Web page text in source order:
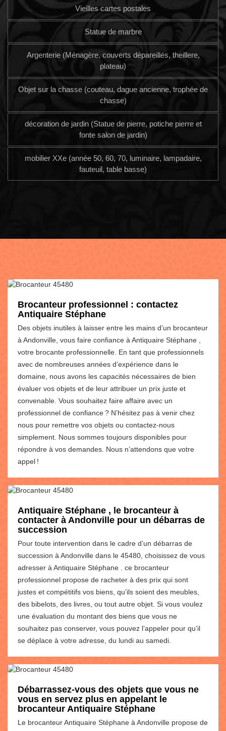
Vieilles cartes postales
Statue de marbre
Argenterie (Ménagère, couverts dépareillés, theillere,
plateau)
Objet sur la chasse (couteau, dague ancienne, trophée de
chasse)
décoration de jardin (Statue de pierre, potiche pierre et
fonte salon de jardin)
mobilier XXe (année 50, 60, 70, luminaire, lampadaire,
fauteuil, table basse)
Brocanteur professionnel : contactez
Antiquaire Stéphane
Des objets inutiles à laisser entre les mains d’un brocanteur
à Andonville, vous faire confiance à Antiquaire Stéphane ,
votre brocante professionnelle. En tant que professionnels
avec de nombreuses années d’expérience dans le
domaine, nous avons les capacités nécessaires de bien
évaluer vos objets et de leur attribuer un prix juste et
convenable. Vous souhaitez faire affaire avec un
professionnel de confiance ? N’hésitez pas à venir chez
nous pour remettre vos objets ou contactez-nous
simplement. Nous sommes toujours disponibles pour
répondre à vos demandes. Nous n’attendons que votre
appel !
Antiquaire Stéphane , le brocanteur à
contacter à Andonville pour un débarras de
succession
Pour toute intervention dans le cadre d’un débarras de
succession à Andonville dans le 45480, choisissez de vous
adresser à Antiquaire Stéphane . ce brocanteur
professionnel propose de racheter à des prix qui sont
justes et compétitifs vos biens, qu’ils soient des meubles,
des bibelots, des livres, ou tout autre objet. Si vous voulez
une évaluation du montant des biens que vous ne
souhaitez pas conserver, vous pouvez l’appeler pour qu’il
se déplace à votre adresse, du lundi au samedi.
Débarrassez-vous des objets que vous ne
vous en servez plus en appelant le
brocanteur Antiquaire Stéphane
Le brocanteur Antiquaire Stéphane à Andonville propose de